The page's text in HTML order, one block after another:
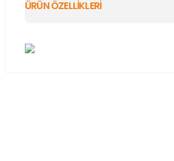
ÜRÜN ÖZELLİKLERİ